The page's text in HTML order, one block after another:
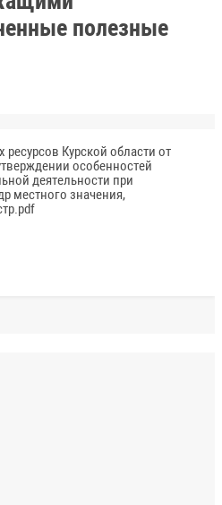
полезные
Курской области от
особенностей
деятельности при
местного значения,